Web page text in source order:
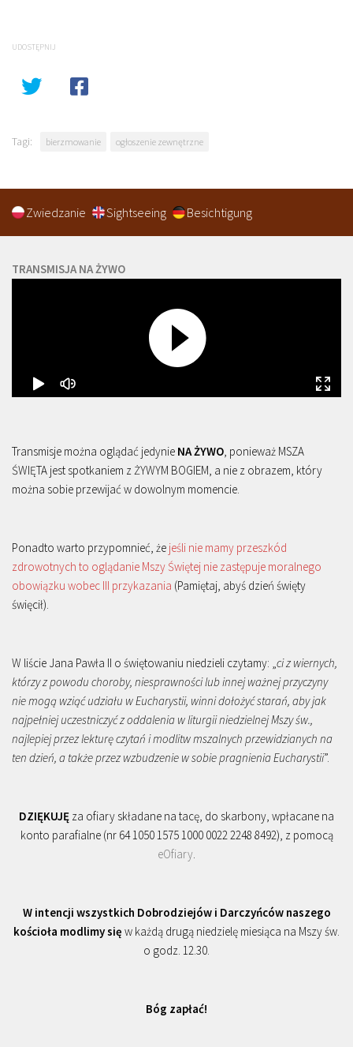
UDOSTĘPNIJ
Tagi: bierzmowanie ogłoszenie zewnętrzne
Zwiedzanie Sightseeing Besichtigung
TRANSMISJA NA ŻYWO
Transmisje można oglądać jedynie NA ŻYWO, ponieważ MSZA
ŚWIĘTA jest spotkaniem z ŻYWYM BOGIEM, a nie z obrazem, który
można sobie przewijać w dowolnym momencie.
Ponadto warto przypomnieć, że jeśli nie mamy przeszkód
zdrowotnych to oglądanie Mszy Świętej nie zastępuje moralnego
obowiązku wobec III przykazania (Pamiętaj, abyś dzień święty
święcił).
W liście Jana Pawła II o świętowaniu niedzieli czytamy: „ci z wiernych,
którzy z powodu choroby, niesprawności lub innej ważnej przyczyny
nie mogą wziąć udziału w Eucharystii, winni dołożyć starań, aby jak
najpełniej uczestniczyć z oddalenia w liturgii niedzielnej Mszy św.,
najlepiej przez lekturę czytań i modlitw mszalnych przewidzianych na
ten dzień, a także przez wzbudzenie w sobie pragnienia Eucharystii”.
DZIĘKUJĘ za ofiary składane na tacę, do skarbony, wpłacane na
konto parafialne (nr 64 1050 1575 1000 0022 2248 8492), z pomocą
eOfiary.
W intencji wszystkich Dobrodziejów i Darczyńców naszego
kościoła modlimy się w każdą drugą niedzielę miesiąca na Mszy św.
o godz. 12.30.
Bóg zapłać!